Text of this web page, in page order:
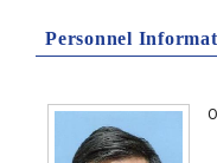
Personnel